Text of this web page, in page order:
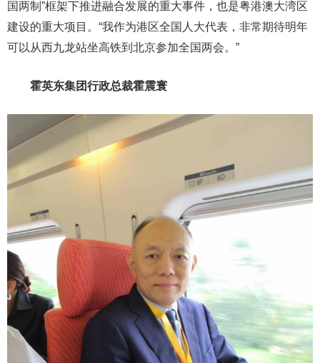
国两制”框架下推进融合发展的重大事件，也是粤港澳大湾区
建设的重大项目。“我作为港区全国人大代表，非常期待明年
可以从西九龙站坐高铁到北京参加全国两会。”
霍英东集团行政总裁霍震寰